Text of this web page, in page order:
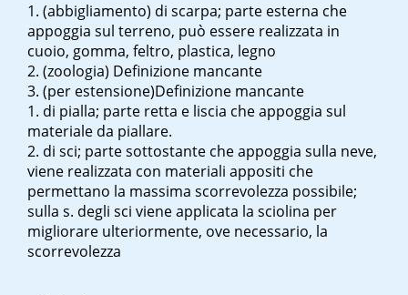
(abbigliamento) di scarpa; parte esterna che
appoggia sul terreno, può essere realizzata in
cuoio, gomma, feltro, plastica, legno
(zoologia) Definizione mancante
(per estensione)Definizione mancante
di pialla; parte retta e liscia che appoggia sul
materiale da piallare.
di sci; parte sottostante che appoggia sulla neve,
viene realizzata con materiali appositi che
permettano la massima scorrevolezza possibile;
sulla s. degli sci viene applicata la sciolina per
migliorare ulteriormente, ove necessario, la
scorrevolezza